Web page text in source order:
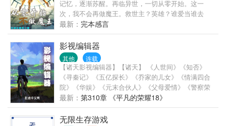
记忆，逐渐苏醒。再临异世，一切从零开始。这一
次，我不会再做魔王。救世主？英雄？谁爱当谁去
吧。只求，不再辜负相信自己的她，守护好每一位同
伴。这次，一定。（已有两本作品，合计千万字，信
誉保证。老作者...
最新： 完本感言
影视编辑器
其他 连载
【诸天影视编辑器】【诸天】 《人世间》《知否》
《寻秦记》《五亿探长》《乔家的儿女》《情满四合
院》《华娱》《元末合伙人》《父母爱情》《警察荣
誉》《正阳门下》......
最新： 第310章 《平凡的荣耀18》
无限生存游戏